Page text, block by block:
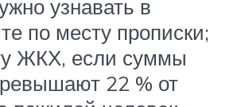
узнавать в
по месту прописки;
ЖКХ, если суммы
22 % от